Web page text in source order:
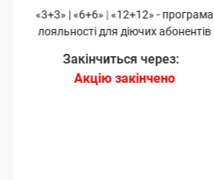
«3+3» | «6+6» | «12+12» - програма
лояльності для діючих абонентів
Закінчиться через:
Акцію закінчено